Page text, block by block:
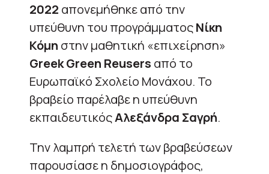
2022 απονεμήθηκε από την
υπεύθυνη του προγράμματοςΝίκη
Κόμη στην μαθητική «επιχείρηση»
GreekGreen Reusers από το
Ευρωπαϊκό Σχολείο Μονάχου. Το
βραβείο παρέλαβε η υπεύθυνη
εκπαιδευτικόςΑλεξάνδρα Σαγρή.
Την λαμπρή τελετή των βραβεύσεων
παρουσίασε η δημοσιογράφος,